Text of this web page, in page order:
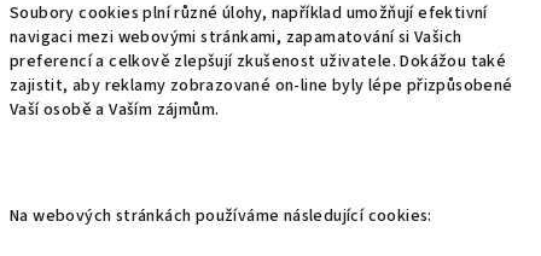
Soubory cookies plní různé úlohy, například umožňují efektivní
navigaci mezi webovými stránkami, zapamatování si Vašich
preferencí a celkově zlepšují zkušenost uživatele. Dokážou také
zajistit, aby reklamy zobrazované on-line byly lépe přizpůsobené
Vaší osobě a Vaším zájmům.
Na webových stránkách používáme následující cookies: